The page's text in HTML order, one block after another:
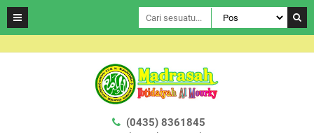
(0435) 8361845